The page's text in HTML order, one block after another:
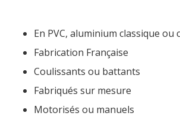
En PVC, aluminium classique
Fabrication Française
Coulissants ou battants
Fabriqués sur mesure
Motorisés ou manuels